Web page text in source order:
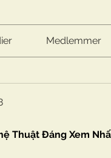
Medlemmer
Thuật Đáng Xem